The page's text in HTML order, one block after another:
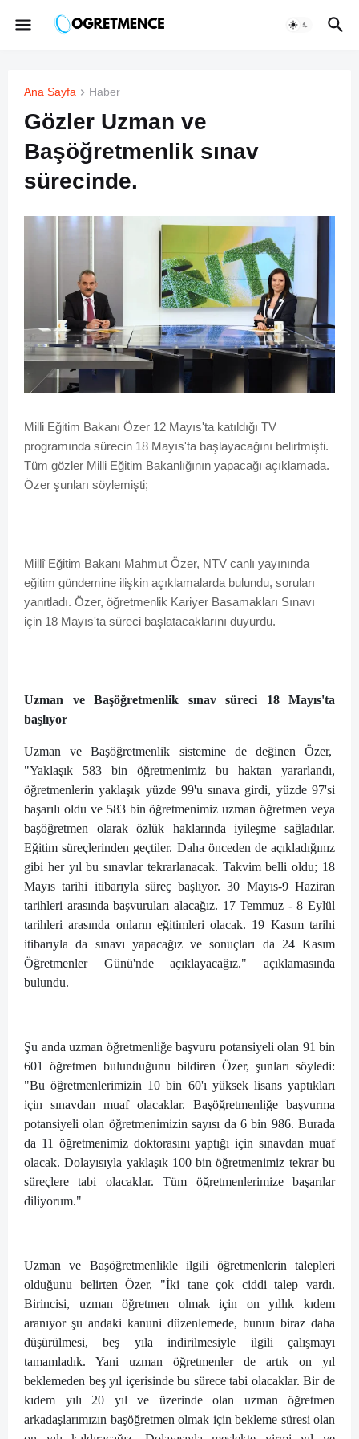
Ana Sayfa Haber
Gözler Uzman ve
Başöğretmenlik sınav
sürecinde.
Milli Eğitim Bakanı Özer 12 Mayıs'ta katıldığı TV
programında sürecin 18 Mayıs'ta başlayacağını belirtmişti.
Tüm gözler Milli Eğitim Bakanlığının yapacağı açıklamada.
Özer şunları söylemişti;
Millî Eğitim Bakanı Mahmut Özer, NTV canlı yayınında
eğitim gündemine ilişkin açıklamalarda bulundu, soruları
yanıtladı. Özer, öğretmenlik Kariyer Basamakları Sınavı
için 18 Mayıs'ta süreci başlatacaklarını duyurdu.
Uzman ve Başöğretmenlik sınav süreci 18 Mayıs'ta
başlıyor
Uzman ve Başöğretmenlik sistemine de değinen Özer,
"Yaklaşık 583 bin öğretmenimiz bu haktan yararlandı,
öğretmenlerin yaklaşık yüzde 99'u sınava girdi, yüzde 97'si
başarılı oldu ve 583 bin öğretmenimiz uzman öğretmen veya
başöğretmen olarak özlük haklarında iyileşme sağladılar.
Eğitim süreçlerinden geçtiler. Daha önceden de açıkladığınız
gibi her yıl bu sınavlar tekrarlanacak. Takvim belli oldu; 18
Mayıs tarihi itibarıyla süreç başlıyor. 30 Mayıs-9 Haziran
tarihleri arasında başvuruları alacağız. 17 Temmuz - 8 Eylül
tarihleri arasında onların eğitimleri olacak. 19 Kasım tarihi
itibarıyla da sınavı yapacağız ve sonuçları da 24 Kasım
Öğretmenler Günü'nde açıklayacağız." açıklamasında
bulundu.
Şu anda uzman öğretmenliğe başvuru potansiyeli olan 91 bin
601 öğretmen bulunduğunu bildiren Özer, şunları söyledi:
"Bu öğretmenlerimizin 10 bin 60'ı yüksek lisans yaptıkları
için sınavdan muaf olacaklar. Başöğretmenliğe başvurma
potansiyeli olan öğretmenimizin sayısı da 6 bin 986. Burada
da 11 öğretmenimiz doktorasını yaptığı için sınavdan muaf
olacak. Dolayısıyla yaklaşık 100 bin öğretmenimiz tekrar bu
süreçlere tabi olacaklar. Tüm öğretmenlerimize başarılar
diliyorum."
Uzman ve Başöğretmenlikle ilgili öğretmenlerin talepleri
olduğunu belirten Özer, "İki tane çok ciddi talep vardı.
Birincisi, uzman öğretmen olmak için on yıllık kıdem
aranıyor şu andaki kanuni düzenlemede, bunun biraz daha
düşürülmesi, beş yıla indirilmesiyle ilgili çalışmayı
tamamladık. Yani uzman öğretmenler de artık on yıl
beklemeden beş yıl içerisinde bu sürece tabi olacaklar. Bir de
kıdem yılı 20 yıl ve üzerinde olan uzman öğretmen
arkadaşlarımızın başöğretmen olmak için bekleme süresi olan